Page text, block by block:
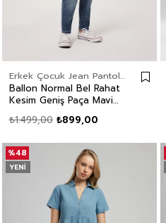
Erkek Çocuk Jean Pantolon
Ballon Normal Bel Rahat
Kesim Geniş Paça Mavi
Pantolon ₺899,00
₺1.499,00
%48
YENI